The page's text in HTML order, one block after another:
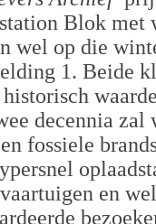
Blok
wel op die
1. Beide
decennia
fossiele
en